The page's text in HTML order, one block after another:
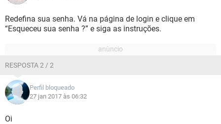
Redefina sua senha. Vá na página de login e clique em
“Esqueceu sua senha ?” e siga as instruções.
RESPOSTA 2 / 2
Perfil bloqueado
27 jan 2017 às 06:32
Oi